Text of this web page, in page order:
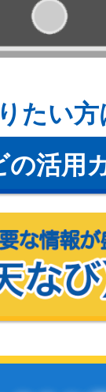
たい
の活用